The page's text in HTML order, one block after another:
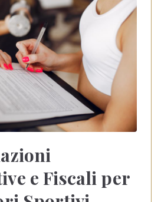
e Fiscali per